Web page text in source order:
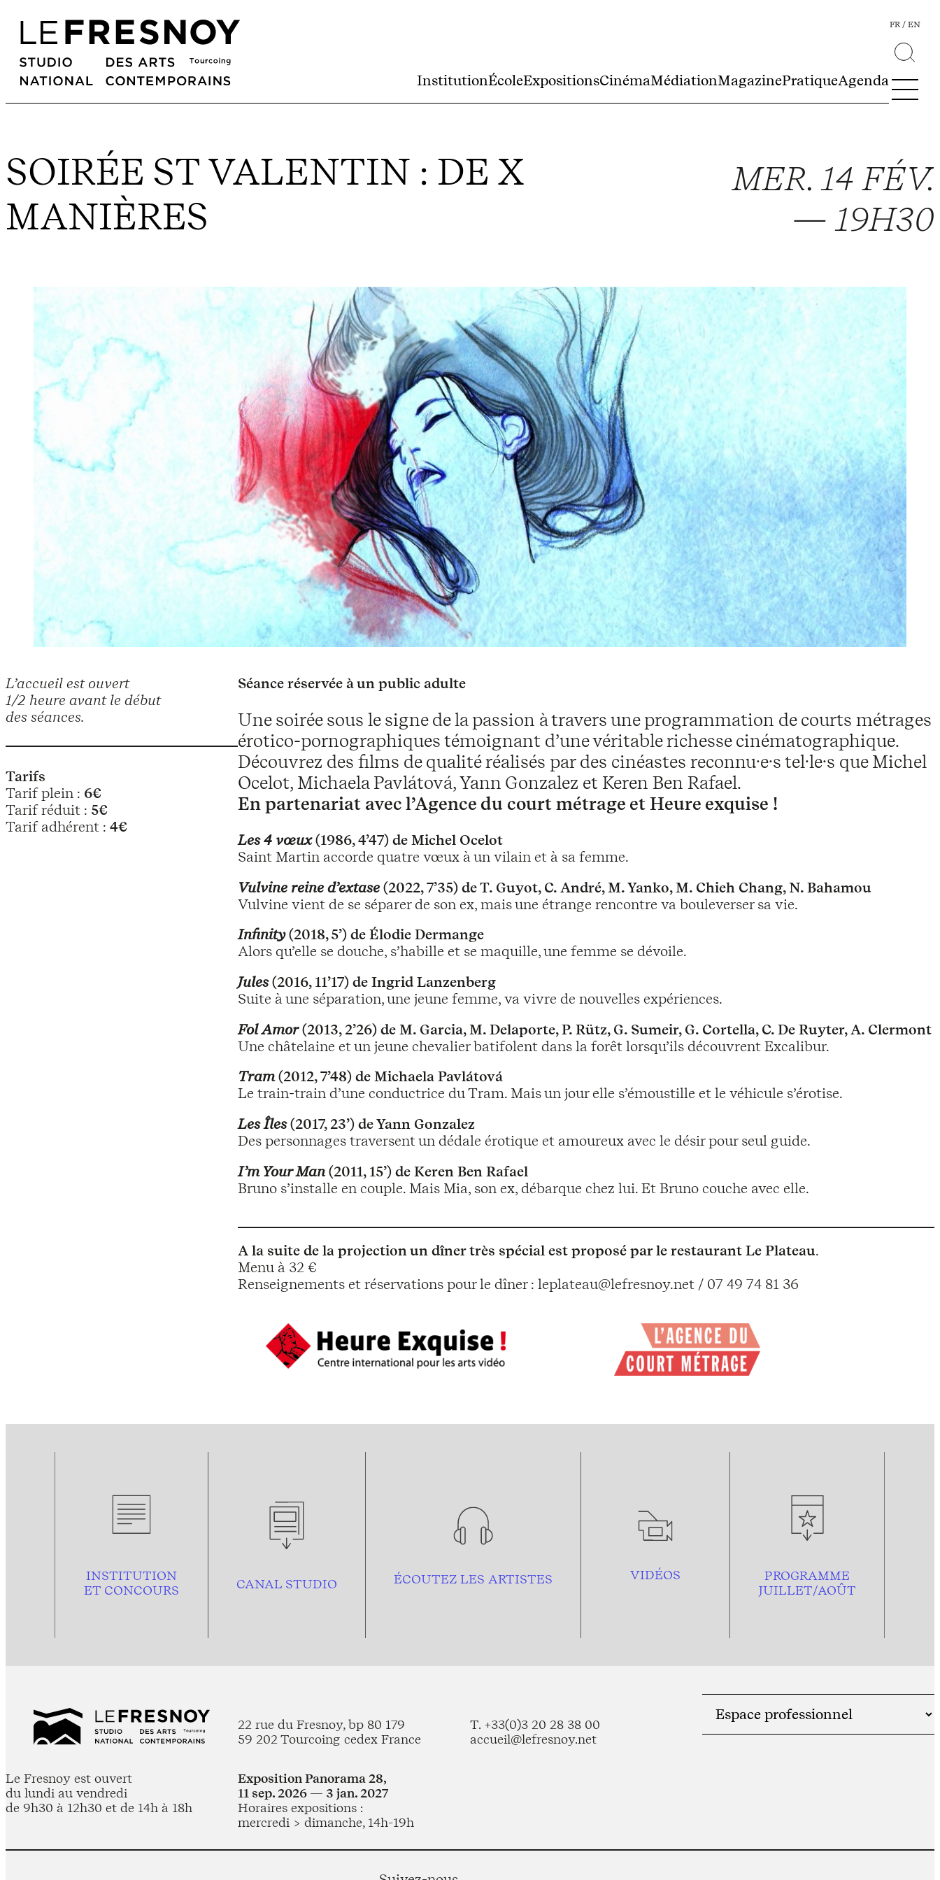
InstitutionÉcoleExpositionsCinémaMédiationMagazinePratiqueAgenda
FR EN
SOIRÉE ST VALENTIN : DE X
MANIÈRES
MER. 14 FÉV.
—19H30
L’accueil est ouvert
1/2 heure avant le début
des séances.
Tarifs
Tarif plein : 6€
Tarif réduit : 5€
Tarif adhérent : 4€
Séance réservée à un public adulte
Une soirée sous le signe de la passion à travers une programmation de courts métrages
érotico-pornographiques témoignant d’une véritable richesse cinématographique.
Découvrez des films de qualité réalisés par des cinéastes reconnu·e·s tel·le·s que Michel
Ocelot, Michaela Pavlátová, Yann Gonzalez et Keren Ben Rafael.
En partenariat avec l’Agence du court métrage et Heure exquise !
Les 4 vœux(1986, 4’47) de Michel Ocelot
Saint Martin accorde quatre vœux à un vilain et à sa femme.
Vulvine reine d’extase (2022, 7’35) de T. Guyot, C. André, M. Yanko, M. Chieh Chang, N. Bahamou
Vulvine vient de se séparer de son ex, mais une étrange rencontre va bouleverser sa vie.
Infinity(2018, 5’) de Élodie Dermange
Alors qu’elle se douche, s’habille et se maquille, une femme se dévoile.
Jules(2016, 11’17) de Ingrid Lanzenberg
Suite à une séparation, une jeune femme, va vivre de nouvelles expériences.
Fol Amor(2013, 2’26) de M. Garcia, M. Delaporte, P. Rütz, G. Sumeir, G. Cortella, C. De Ruyter, A. Clermont
Une châtelaine et un jeune chevalier batifolent dans la forêt lorsqu’ils découvrent Excalibur.
Tram(2012, 7’48) de Michaela Pavlátová
Le train-train d’une conductrice du Tram. Mais un jour elle s’émoustille et le véhicule s’érotise.
Les Îles(2017, 23’) de Yann Gonzalez
Des personnages traversent un dédale érotique et amoureux avec le désir pour seul guide.
I’m Your Man(2011, 15’) de Keren Ben Rafael
Bruno s’installe en couple. Mais Mia, son ex, débarque chez lui. Et Bruno couche avec elle.
A la suite de la projection un dîner très spécial est proposé par le restaurant Le Plateau.
Menu à 32 €
Renseignements et réservations pour le dîner : leplateau@lefresnoy.net / 07 49 74 81 36
INSTITUTION
ET CONCOURS
CANAL STUDIO ÉCOUTEZ LES ARTISTES VIDÉOS
PROGRAMME
JUILLET/AOÛT
22 rue du Fresnoy, bp 80 179
59 202 Tourcoing cedex France
T. +33(0)3 20 28 38 00
accueil@lefresnoy.net
Le Fresnoy est ouvert
du lundi au vendredi
de 9h30 à 12h30 et de 14h à 18h
Exposition Panorama 28,
11 sep. 2026 — 3 jan. 2027
Horaires expositions :
mercredi > dimanche, 14h-19h